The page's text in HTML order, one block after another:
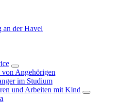
an der Havel
von Angehörigen
im Studium
und Arbeiten mit Kind